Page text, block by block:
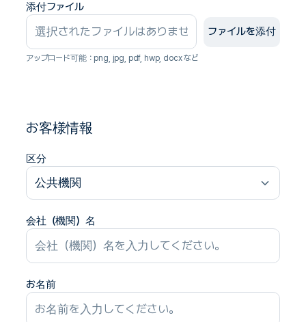
添付ファイル
ファイルを添付
アップロード可能：png, jpg, pdf, hwp, docx など
お客様情報
区分
公共機関
会社（機関）名
お名前